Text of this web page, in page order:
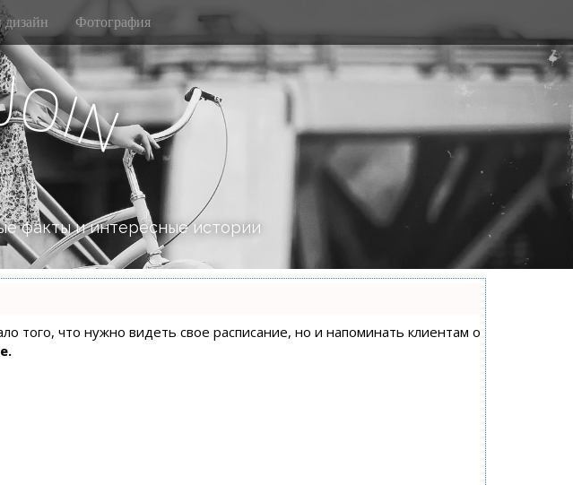
Фотография
oi
n
факты и интересные истории
того, что нужно видеть свое расписание, но и напоминать клиентам о